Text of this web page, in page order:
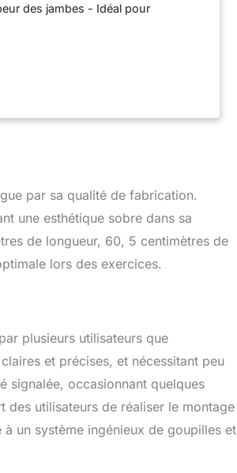
des jambes - Idéal pour
avec sa fonction curl et
SCAN TO TRAIN », le banc
détaillées pour soutenir
QR pour obtenir des vidéos
stable pour toute la performance
votre entraînement et d'obtenir
par sa qualité de fabrication.
une esthétique sobre dans sa
de longueur, 60, 5 centimètres de
lors des exercices.
plusieurs utilisateurs que
et précises, et nécessitant peu
signalée, occasionnant quelques
des utilisateurs de réaliser le montage
un système ingénieux de goupilles et